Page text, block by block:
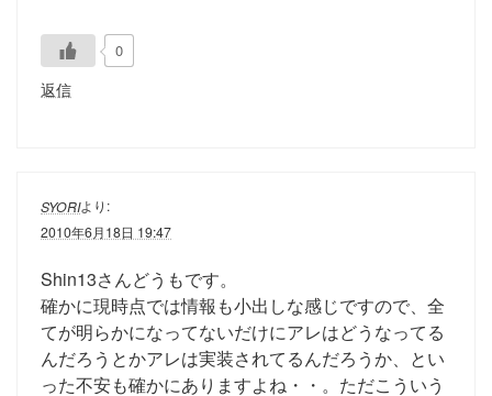
0
返信
SYORIより:
2010年6月18日 19:47
Shin13さんどうもです。
確かに現時点では情報も小出しな感じですので、全
てが明らかになってないだけにアレはどうなってる
んだろうとかアレは実装されてるんだろうか、とい
った不安も確かにありますよね・・。ただこういう